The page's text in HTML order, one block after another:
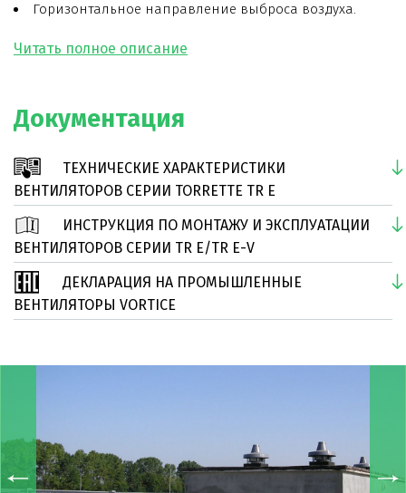
Горизонтальное направление выброса воздуха.
коррозию.
на шарикоподшипниках. Двигатель соответствует
стандарту UNELEC B5.
Специальная конструкция рабочего колеса
позволяет минимизировать налипание продуктов
выброса вентилятора на его поверхности. Лопатки
рабочего колеса загнуты назад.
Документация
ТЕХНИЧЕСКИЕ ХАРАКТЕРИСТИКИ
ВЕНТИЛЯТОРОВ СЕРИИ TORRETTE TR E
ИНСТРУКЦИЯ ПО МОНТАЖУ И ЭКСПЛУАТАЦИИ
ВЕНТИЛЯТОРОВ СЕРИИ TR E/TR E-V
ДЕКЛАРАЦИЯ НА ПРОМЫШЛЕННЫЕ
ВЕНТИЛЯТОРЫ VORTICE